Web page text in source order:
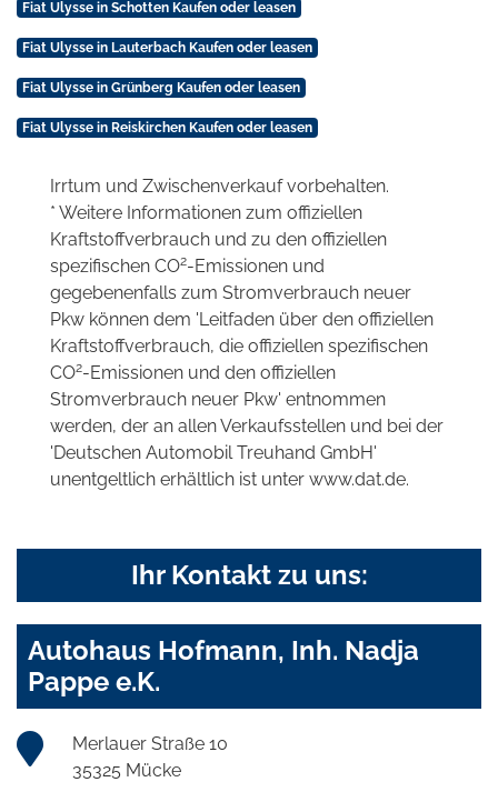
Fiat Ulysse in Schotten Kaufen oder leasen
Fiat Ulysse in Lauterbach Kaufen oder leasen
Fiat Ulysse in Grünberg Kaufen oder leasen
Fiat Ulysse in Reiskirchen Kaufen oder leasen
Irrtum und Zwischenverkauf vorbehalten.
* Weitere Informationen zum offiziellen
Kraftstoffverbrauch und zu den offiziellen
spezifischen CO2-Emissionen und
gegebenenfalls zum Stromverbrauch neuer
Pkw können dem 'Leitfaden über den offiziellen
Kraftstoffverbrauch, die offiziellen spezifischen
CO2-Emissionen und den offiziellen
Stromverbrauch neuer Pkw' entnommen
werden, der an allen Verkaufsstellen und bei der
'Deutschen Automobil Treuhand GmbH'
unentgeltlich erhältlich ist unter www.dat.de.
Ihr Kontakt zu uns:
Autohaus Hofmann, Inh. Nadja
Pappe e.K.
Merlauer Straße 10
35325 Mücke